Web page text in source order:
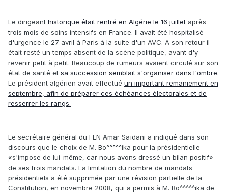
Le dirigeant historique était rentré en Algérie le 16 juillet après
trois mois de soins intensifs en France. Il avait été hospitalisé
d'urgence le 27 avril à Paris à la suite d'un AVC. A son retour il
était resté un temps absent de la scène politique, avant d'y
revenir petit à petit. Beaucoup de rumeurs avaient circulé sur son
état de santé et sa succession semblait s'organiser dans l'ombre.
Le président algérien avait effectué un important remaniement en
septembre, afin de préparer ces échéances électorales et de
resserrer les rangs.
Le secrétaire général du FLN Amar Saïdani a indiqué dans son
discours que le choix de M. Bo^^^^^ika pour la présidentielle
«s'impose de lui-même, car nous avons dressé un bilan positif»
de ses trois mandats. La limitation du nombre de mandats
présidentiels a été supprimée par une révision partielle de la
Constitution, en novembre 2008, qui a permis à M. Bo^^^^^ika de